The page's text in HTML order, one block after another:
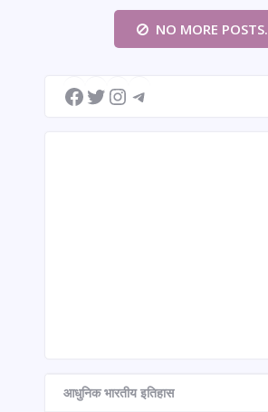
NO MORE POSTS.
Facebook
TwitterInstagram
आधुनिक भारतीय इतिहास